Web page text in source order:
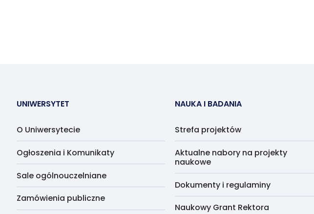
UNIWERSYTET
O Uniwersytecie
Ogłoszenia i Komunikaty
Sale ogólnouczelniane
Zamówienia publiczne
NAUKA I BADANIA
Strefa projektów
Aktualne nabory na projekty
naukowe
Dokumenty i regulaminy
Naukowy Grant Rektora